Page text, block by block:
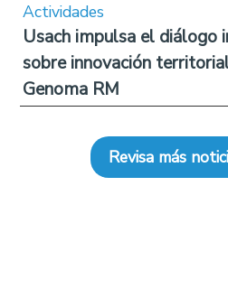
Actividades
Usach impulsa el diálogo
sobre innovación
Genoma RM
Revisa más